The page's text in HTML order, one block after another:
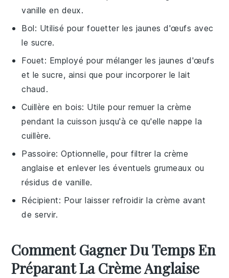
vanille en deux.
Bol: Utilisé pour fouetter les jaunes d'œufs avec
le sucre.
Fouet: Employé pour mélanger les jaunes d'œufs
et le sucre, ainsi que pour incorporer le lait
chaud.
Cuillère en bois: Utile pour remuer la crème
pendant la cuisson jusqu'à ce qu'elle nappe la
cuillère.
Passoire: Optionnelle, pour filtrer la crème
anglaise et enlever les éventuels grumeaux ou
résidus de vanille.
Récipient: Pour laisser refroidir la crème avant
de servir.
Comment Gagner Du Temps En
Préparant La Crème Anglaise